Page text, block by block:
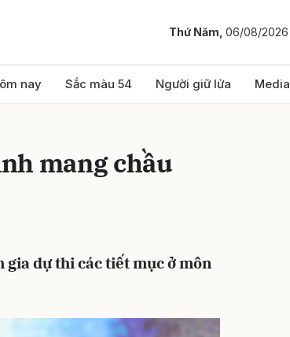
Thứ Năm, 06/08/2026
nay Sắc màu 54 Người giữ lửa Media
mang chầu
gia dự thi các tiết mục ở mônHủy